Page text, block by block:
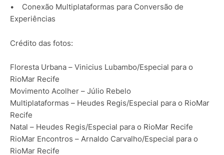
• Conexão Multiplataformas para Conversão de
Experiências
Crédito das fotos:
Floresta Urbana – Vinicius Lubambo/Especial para o
RioMar Recife
Movimento Acolher – Júlio Rebelo
Multiplataformas – Heudes Regis/Especial para o RioMar
Recife
Natal – Heudes Regis/Especial para o RioMar Recife
RioMar Encontros – Arnaldo Carvalho/Especial para o
RioMar Recife